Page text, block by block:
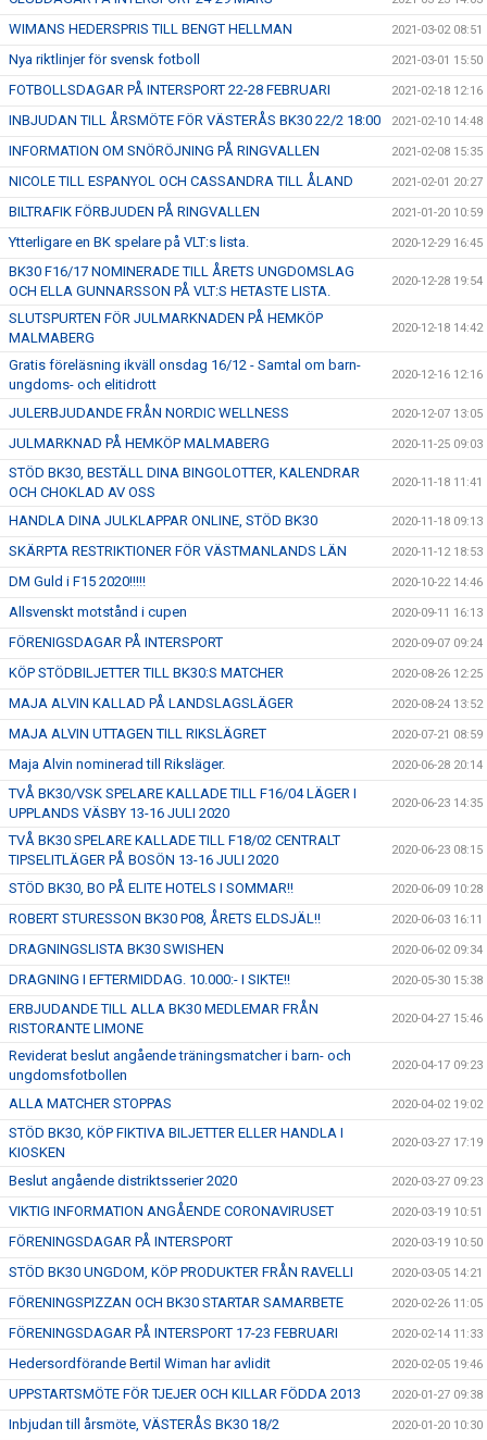
WIMANS HEDERSPRIS TILL BENGT HELLMAN 2021-03-02 08:51
Nya riktlinjer för svensk fotboll 2021-03-01 15:50
FOTBOLLSDAGAR PÅ INTERSPORT 22-28 FEBRUARI 2021-02-18 12:16
INBJUDAN TILL ÅRSMÖTE FÖR VÄSTERÅS BK30 22/2 18:00 2021-02-10 14:48
INFORMATION OM SNÖRÖJNING PÅ RINGVALLEN 2021-02-08 15:35
NICOLE TILL ESPANYOL OCH CASSANDRA TILL ÅLAND 2021-02-01 20:27
BILTRAFIK FÖRBJUDEN PÅ RINGVALLEN 2021-01-20 10:59
Ytterligare en BK spelare på VLT:s lista. 2020-12-29 16:45
BK30 F16/17 NOMINERADE TILL ÅRETS UNGDOMSLAG
OCH ELLA GUNNARSSON PÅ VLT:S HETASTE LISTA.
2020-12-28 19:54
SLUTSPURTEN FÖR JULMARKNADEN PÅ HEMKÖP
MALMABERG
2020-12-18 14:42
Gratis föreläsning ikväll onsdag 16/12 - Samtal om barn-
ungdoms- och elitidrott
2020-12-16 12:16
JULERBJUDANDE FRÅN NORDIC WELLNESS 2020-12-07 13:05
JULMARKNAD PÅ HEMKÖP MALMABERG 2020-11-25 09:03
STÖD BK30, BESTÄLL DINA BINGOLOTTER, KALENDRAR
OCH CHOKLAD AV OSS
2020-11-18 11:41
HANDLA DINA JULKLAPPAR ONLINE, STÖD BK30 2020-11-18 09:13
SKÄRPTA RESTRIKTIONER FÖR VÄSTMANLANDS LÄN 2020-11-12 18:53
DM Guld i F15 2020!!!!! 2020-10-22 14:46
Allsvenskt motstånd i cupen 2020-09-11 16:13
FÖRENIGSDAGAR PÅ INTERSPORT 2020-09-07 09:24
KÖP STÖDBILJETTER TILL BK30:S MATCHER 2020-08-26 12:25
MAJA ALVIN KALLAD PÅ LANDSLAGSLÄGER 2020-08-24 13:52
MAJA ALVIN UTTAGEN TILL RIKSLÄGRET 2020-07-21 08:59
Maja Alvin nominerad till Riksläger. 2020-06-28 20:14
TVÅ BK30/VSK SPELARE KALLADE TILL F16/04 LÄGER I
UPPLANDS VÄSBY 13-16 JULI 2020
2020-06-23 14:35
TVÅ BK30 SPELARE KALLADE TILL F18/02 CENTRALT
TIPSELITLÄGER PÅ BOSÖN 13-16 JULI 2020
2020-06-23 08:15
STÖD BK30, BO PÅ ELITE HOTELS I SOMMAR!! 2020-06-09 10:28
ROBERT STURESSON BK30 P08, ÅRETS ELDSJÄL!! 2020-06-03 16:11
DRAGNINGSLISTA BK30 SWISHEN 2020-06-02 09:34
DRAGNING I EFTERMIDDAG. 10.000:- I SIKTE!! 2020-05-30 15:38
ERBJUDANDE TILL ALLA BK30 MEDLEMAR FRÅN
RISTORANTE LIMONE
2020-04-27 15:46
Reviderat beslut angående träningsmatcher i barn- och
ungdomsfotbollen
2020-04-17 09:23
ALLA MATCHER STOPPAS 2020-04-02 19:02
STÖD BK30, KÖP FIKTIVA BILJETTER ELLER HANDLA I
KIOSKEN
2020-03-27 17:19
Beslut angående distriktsserier 2020 2020-03-27 09:23
VIKTIG INFORMATION ANGÅENDE CORONAVIRUSET 2020-03-19 10:51
FÖRENINGSDAGAR PÅ INTERSPORT 2020-03-19 10:50
STÖD BK30 UNGDOM, KÖP PRODUKTER FRÅN RAVELLI 2020-03-05 14:21
FÖRENINGSPIZZAN OCH BK30 STARTAR SAMARBETE 2020-02-26 11:05
FÖRENINGSDAGAR PÅ INTERSPORT 17-23 FEBRUARI 2020-02-14 11:33
Hedersordförande Bertil Wiman har avlidit 2020-02-05 19:46
UPPSTARTSMÖTE FÖR TJEJER OCH KILLAR FÖDDA 2013 2020-01-27 09:38
Inbjudan till årsmöte, VÄSTERÅS BK30 18/2 2020-01-20 10:30